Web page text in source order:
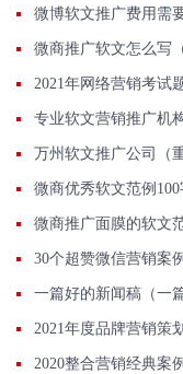
微商推广软文怎么写
2021年网络营销考试
专业软文营销推广机
万州软文推广公司（
微商优秀软文范例
30个超赞微信营销案
一篇好的新闻稿（一
2020整合营销经典案